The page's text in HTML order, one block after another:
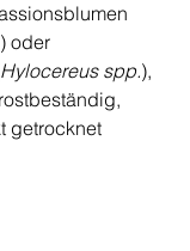
) oder
Hylocereus spp.),
getrocknet